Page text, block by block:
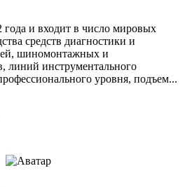
и входит в число мировых
средств диагностики и
шиномонтажных и
линий инструментального
уровня, подъем...